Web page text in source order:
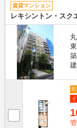
賃貸マンション
レキシントン・スク